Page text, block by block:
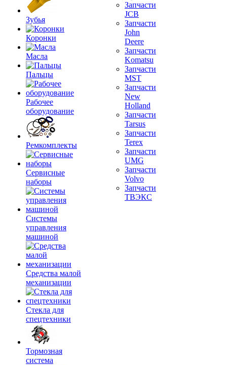
Зубья
Коронки
Масла
Пальцы
Рабочее
оборудование
Ремкомплекты
Сервисные
наборы
Системы
управления
машиной
Средства малой
механизации
Стекла для
спецтехники
Тормозная
система
Запчасти
JCB
Запчасти
John
Deere
Запчасти
Komatsu
Запчасти
MST
Запчасти
New
Holland
Запчасти
Tarsus
Запчасти
Terex
Запчасти
UMG
Запчасти
Volvo
Запчасти
ТВЭКС